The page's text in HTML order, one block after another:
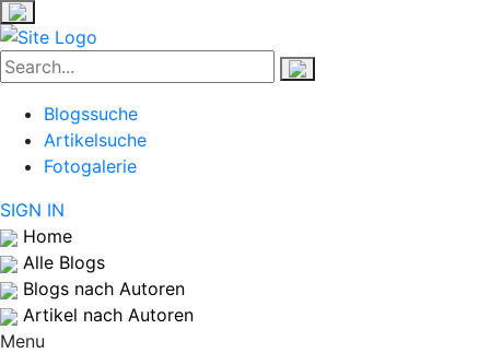
Blogssuche
Artikelsuche
Fotogalerie
SIGN IN
Home
Alle Blogs
Blogs nach Autoren
Artikel nach Autoren
Menu